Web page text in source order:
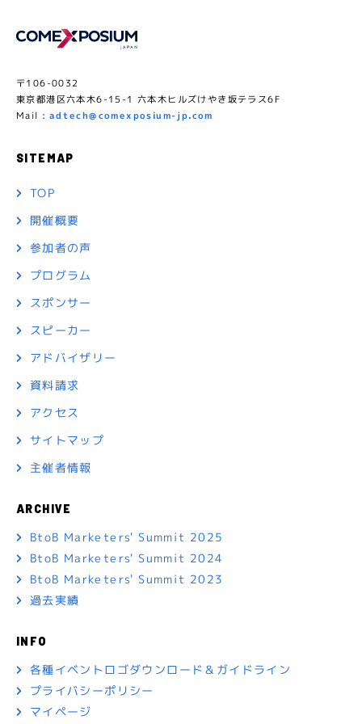
〒106-0032
東京都港区六本木6-15-1 六本木ヒルズけやき坂テラス6F
Mail : adtech@comexposium-jp.com
SITEMAP
TOP
開催概要
参加者の声
プログラム
スポンサー
スピーカー
アドバイザリー
資料請求
アクセス
サイトマップ
主催者情報
ARCHIVE
BtoB Marketers' Summit 2025
BtoB Marketers' Summit 2024
BtoB Marketers' Summit 2023
過去実績
INFO
各種イベントロゴダウンロード＆ガイドライン
プライバシーポリシー
マイページ